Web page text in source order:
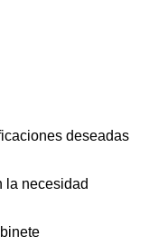
deseadas
la necesidad